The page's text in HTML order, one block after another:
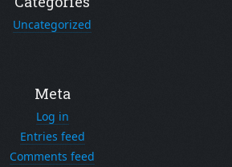
Uncategorized
Meta
Log in
Entries feed
Comments feed